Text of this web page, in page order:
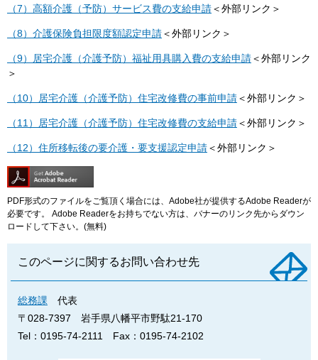
（7）高額介護（予防）サービス費の支給申請＜外部リンク＞
（8）介護保険負担限度額認定申請＜外部リンク＞
（9）居宅介護（介護予防）福祉用具購入費の支給申請＜外部リンク
＞
（10）居宅介護（介護予防）住宅改修費の事前申請＜外部リンク＞
（11）居宅介護（介護予防）住宅改修費の支給申請＜外部リンク＞
（12）住所移転後の要介護・要支援認定申請＜外部リンク＞
PDF形式のファイルをご覧頂く場合には、Adobe社が提供するAdobe Readerが
必要です。
Adobe Readerをお持ちでない方は、バナーのリンク先からダウン
ロードして下さい。(無料)
このページに関するお問い合わせ先
総務課
代表
〒028-7397
岩手県八幡平市野駄21-170
Tel：0195-74-2111
Fax：0195-74-2102